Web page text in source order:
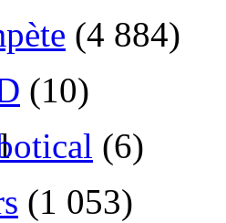
(4 884)
(10)
(6)
(1 053)